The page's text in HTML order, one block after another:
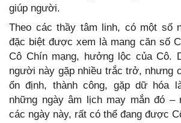
giúp người.
Theo các thầy tâm linh, có một số
đặc biệt được xem là mang căn số
Cô Chín mạng, hưởng lộc của Cô.
người này gặp nhiều trắc trở, nhưng
ổn định, thành công, gặp dữ hóa
những ngày âm lịch may mắn đó –
các ngày này, rất có thể đang được